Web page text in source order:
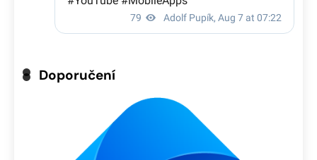
Doporučení